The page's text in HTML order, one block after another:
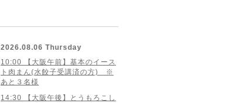
2026.08.06 Thursday
10:00 【大阪午前】基本のイース
ト肉まん(水餃子受講済の方) ※
あと３名様
14:30 【大阪午後】とうもろこし